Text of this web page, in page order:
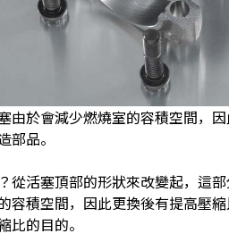
由於會減少燃燒室的容積空間，
部品。
從活塞頂部的形狀來改變起，這
容積空間，因此更換後有提高壓
比的目的。